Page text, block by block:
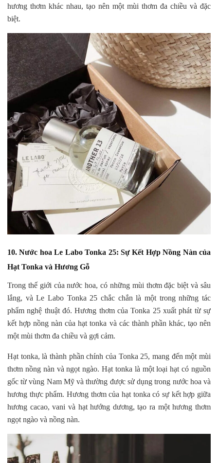
hương thơm khác nhau, tạo nên một mùi thơm đa chiều và đặc
biệt.
10. Nước hoa Le Labo Tonka 25: Sự Kết Hợp Nồng Nàn của
Hạt Tonka và Hương Gỗ
Trong thế giới của nước hoa, có những mùi thơm đặc biệt và sâu
lắng, và Le Labo Tonka 25 chắc chắn là một trong những tác
phẩm nghệ thuật đó. Hương thơm của Tonka 25 xuất phát từ sự
kết hợp nồng nàn của hạt tonka và các thành phần khác, tạo nên
một mùi thơm đa chiều và gợi cảm.
Hạt tonka, là thành phần chính của Tonka 25, mang đến một mùi
thơm nồng nàn và ngọt ngào. Hạt tonka là một loại hạt có nguồn
gốc từ vùng Nam Mỹ và thường được sử dụng trong nước hoa và
hương thực phẩm. Hương thơm của hạt tonka có sự kết hợp giữa
hương cacao, vani và hạt hướng dương, tạo ra một hương thơm
ngọt ngào và nồng nàn.